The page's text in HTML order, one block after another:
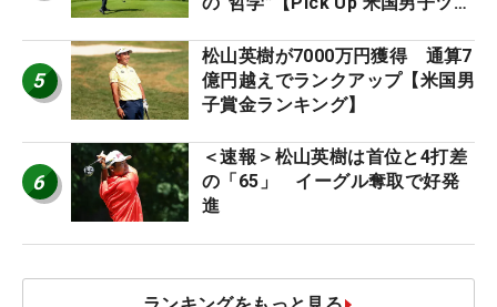
5
松山英樹が7000万円獲得 通算7
億円越えでランクアップ【米国男
子賞金ランキング】
6
＜速報＞松山英樹は首位と4打差
の「65」 イーグル奪取で好発
進